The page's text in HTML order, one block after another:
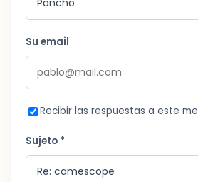
Su email
Recibir las respuestas a este
Sujeto *